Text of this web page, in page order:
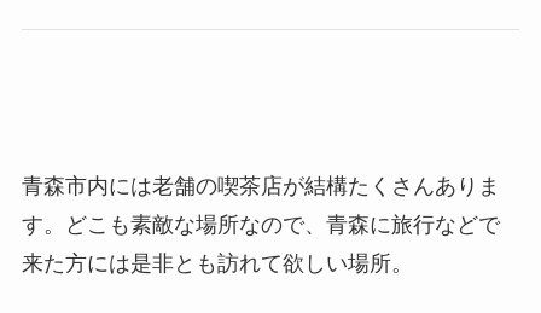
青森市内には老舗の喫茶店が結構たくさんありま
す。どこも素敵な場所なので、青森に旅行などで
来た方には是非とも訪れて欲しい場所。